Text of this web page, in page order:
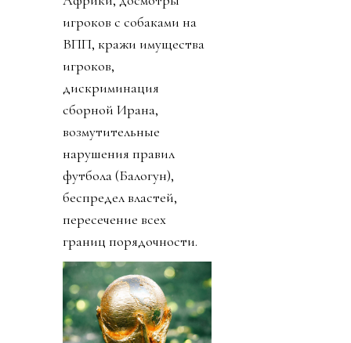
игроков с собаками на
ВПП, кражи имущества
игроков,
дискриминация
сборной Ирана,
возмутительные
нарушения правил
футбола (Балогун),
беспредел властей,
пересечение всех
границ порядочности.